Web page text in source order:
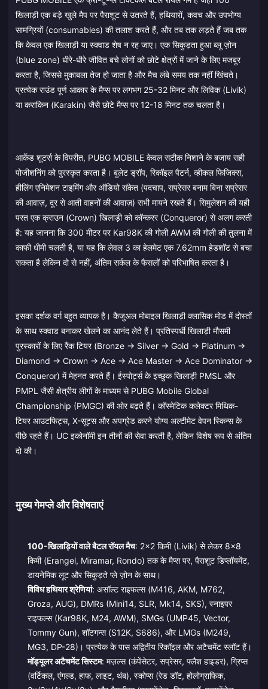
खिलाड़ी एक बड़े खुले मैप पर पैराशूट से उतरते हैं, हथियारों, कवच और उपभोग्य
सामग्रियों (consumables) की तलाश करते हैं, और तब तक लड़ते हैं जब तक
कि केवल एक खिलाड़ी या स्क्वाड शेष न रह जाए। एक सिकुड़ता हुआ ब्लू ज़ोन
(blue zone) धीरे-धीरे जीवित बचे लोगों को छोटे क्षेत्रों में जाने के लिए मजबूर
करता है, जिससे मुकाबला तेज हो जाता है और मैच लंबे समय तक नहीं खिंचते।
प्रत्येक राउंड पूर्ण आकार के मैप्स पर लगभग 25-32 मिनट और लिविक (Livik)
या कराकिन (Karakin) जैसे छोटे मैप्स पर 12-18 मिनट तक चलता है।
आर्केड शूटर्स के विपरीत, PUBG MOBILE केवल सटीक निशाने के बजाय सही
पोजीशनिंग को पुरस्कृत करता है। बुलेट ड्रॉप, रिकॉइल पैटर्न, व्हीकल फिजिक्स,
हीलिंग एनिमेशन टाइमिंग और ऑडियो संकेत (पदचाप, सप्रेसर बनाम बिना सप्रेसर
की आवाज़, दूर से आती वाहनों की आवाज़) सभी मायने रखते हैं। सिमुलेशन की यही
परत एक क्राउन (Crown) खिलाड़ी को कॉन्करर (Conqueror) से अलग करती
है: यह जानना कि 300 मीटर पर Kar98K की गोली AWM की गोली की तुलना में
काफी धीमी चलती है, या यह कि लेवल 3 का हेलमेट एक 7.62mm हेडशॉट से बचा
सकता है लेकिन दो से नहीं, अंतिम सर्कल के फैसलों को परिभाषित करता है।
इसका दर्शक वर्ग बहुत व्यापक है। कैजुअल मोबाइल खिलाड़ी क्लासिक मोड में दोस्तों
के साथ स्क्वाड बनाकर खेलने का आनंद लेते हैं। प्रतिस्पर्धी खिलाड़ी मौसमी
पुरस्कारों के लिए रैंक टियर (Bronze → Silver → Gold → Platinum →
Diamond → Crown → Ace → Ace Master → Ace Dominator →
Conqueror) में मेहनत करते हैं। ईस्पोर्ट्स के इच्छुक खिलाड़ी PMSL और
PMPL जैसी क्षेत्रीय लीगों के माध्यम से PUBG Mobile Global
Championship (PMGC) की ओर बढ़ते हैं। कॉस्मेटिक कलेक्टर मिथिक-
टियर आउटफिट्स, X-सूट्स और अपग्रेड करने योग्य अल्टीमेट वेपन स्किन्स के
पीछे रहते हैं। UC इकोनॉमी इन तीनों की सेवा करती है, लेकिन विशेष रूप से अंतिम
दो की।
मुख्य गेमप्ले और विशेषताएं
100-खिलाड़ियों वाले बैटल रॉयल मैच: 2×2 किमी (Livik) से लेकर 8×8
किमी (Erangel, Miramar, Rondo) तक के मैप्स पर, पैराशूट डिप्लॉयमेंट,
डायनेमिक लूट और सिकुड़ते प्ले ज़ोन के साथ।
विविध हथियार श्रेणियां: असॉल्ट राइफल्स (M416, AKM, M762,
Groza, AUG), DMRs (Mini14, SLR, Mk14, SKS), स्नाइपर
राइफल्स (Kar98K, M24, AWM), SMGs (UMP45, Vector,
Tommy Gun), शॉटगन्स (S12K, S686), और LMGs (M249,
MG3, DP-28)। प्रत्येक के पास अद्वितीय रिकॉइल और अटैचमेंट स्लॉट हैं।
मॉड्यूलर अटैचमेंट सिस्टम: मज़ल्स (कंपेंसेटर, सप्रेसर, फ्लैश हाइडर), ग्रिप्स
(वर्टिकल, एंगल्ड, हाफ, लाइट, थंब), स्कोप्स (रेड डॉट, होलोग्राफिक,